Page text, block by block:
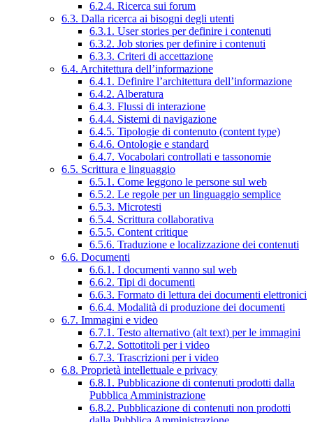
6.2.4. Ricerca sui forum
6.3. Dalla ricerca ai bisogni degli utenti
6.3.1. User stories per definire i contenuti
6.3.2. Job stories per definire i contenuti
6.3.3. Criteri di accettazione
6.4. Architettura dell’informazione
6.4.1. Definire l’architettura dell’informazione
6.4.2. Alberatura
6.4.3. Flussi di interazione
6.4.4. Sistemi di navigazione
6.4.5. Tipologie di contenuto (content type)
6.4.6. Ontologie e standard
6.4.7. Vocabolari controllati e tassonomie
6.5. Scrittura e linguaggio
6.5.1. Come leggono le persone sul web
6.5.2. Le regole per un linguaggio semplice
6.5.3. Microtesti
6.5.4. Scrittura collaborativa
6.5.5. Content critique
6.5.6. Traduzione e localizzazione dei contenuti
6.6. Documenti
6.6.1. I documenti vanno sul web
6.6.2. Tipi di documenti
6.6.3. Formato di lettura dei documenti elettronici
6.6.4. Modalità di produzione dei documenti
6.7. Immagini e video
6.7.1. Testo alternativo (alt text) per le immagini
6.7.2. Sottotitoli per i video
6.7.3. Trascrizioni per i video
6.8. Proprietà intellettuale e privacy
6.8.1. Pubblicazione di contenuti prodotti dalla
Pubblica Amministrazione
6.8.2. Pubblicazione di contenuti non prodotti